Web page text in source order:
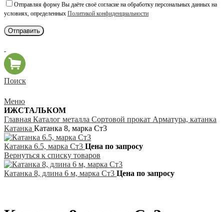
Отправляя форму Вы даёте своё согласие на обработку персональных данных на
условиях, определенных Политикой конфиденциальности
Поиск
Меню
ИЖСТАЛЬКОМ
Главная Каталог металла Сортовой прокат Арматура, катанка
Катанка Катанка 8, марка Ст3
Катанка 6.5, марка Ст3 Цена по запросу
Вернуться к списку товаров
Катанка 8, длина 6 м, марка Ст3 Цена по запросу